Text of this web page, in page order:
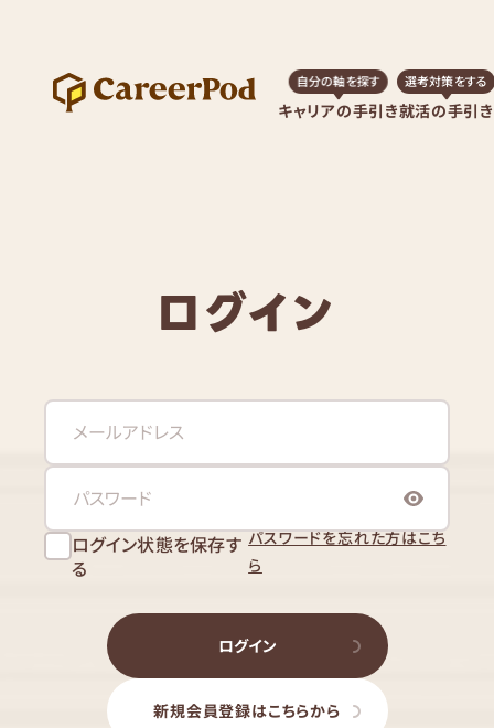
キャリアの手引き
自分の軸を探す
就活の手引き
選考対策をする
ログイン
ログイン状態を保存す
る
パスワードを忘れた方はこち
ら
ログイン
新規会員登録はこちらから